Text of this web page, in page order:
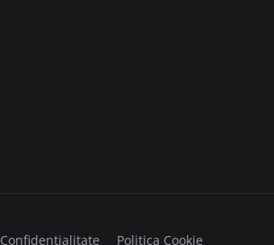
Confidențialitate Politica Cookie